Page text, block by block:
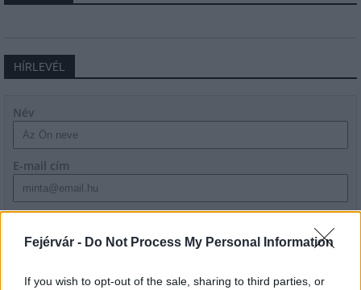
Fejérvár - Do Not Process My Personal Information
If you wish to opt-out of the sale, sharing to third parties, or
HÍRLEVÉL
Név
E-mail cím
szabályzatot!